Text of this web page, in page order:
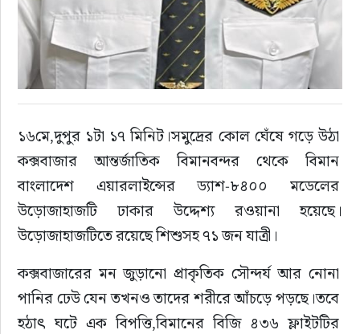
১৬মে,দুপুর ১টা ১৭ মিনিট।সমুদ্রের কোল ঘেঁষে গড়ে উঠা
কক্সবাজার আন্তর্জাতিক বিমানবন্দর থেকে বিমান
বাংলাদেশ এয়ারলাইন্সের ড্যাশ-৮৪০০ মডেলের
উড়োজাহাজটি ঢাকার উদ্দেশ্য রওয়ানা হয়েছে।
উড়োজাহাজটিতে রয়েছে শিশুসহ ৭১ জন যাত্রী।
কক্সবাজারের মন জুড়ানো প্রাকৃতিক সৌন্দর্য আর নোনা
পানির ঢেউ যেন তখনও তাদের শরীরে আঁচড়ে পড়ছে।তবে
হঠাৎ ঘটে এক বিপত্তি,বিমানের বিজি ৪৩৬ ফ্লাইটটির